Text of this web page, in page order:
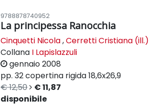
9788878740952
La principessa Ranocchia
Cinquetti Nicola,Cerretti Cristiana (ill.)
Collana I Lapislazzuli
gennaio 2008
pp. 32copertina rigida18,6x26,9
€ 12,50
€ 11,87
disponibile